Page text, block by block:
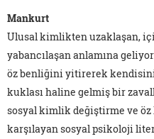
Mankurt
Ulusal kimlikten uzaklaşan,
yabancılaşan anlamına
öz benliğini yitirerek
kuklası haline gelmiş bir
sosyal kimlik değiştirme ve öz
karşılayan sosyal psikoloji